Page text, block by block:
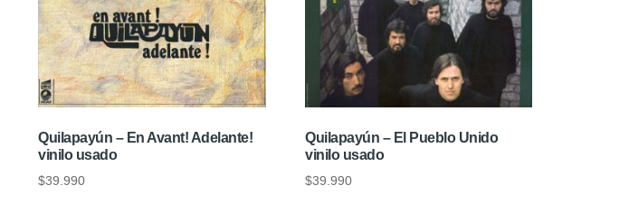
Quilapayún – En Avant! Adelante!
vinilo usado
$39.990
Quilapayún – El Pueblo Unido
vinilo usado
$39.990